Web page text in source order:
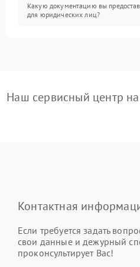
Какую документацию вы
для юридических лиц?
Наш сервисный центр
Контактная
Если требуется задать
свои данные и дежурный
проконсультирует Вас!